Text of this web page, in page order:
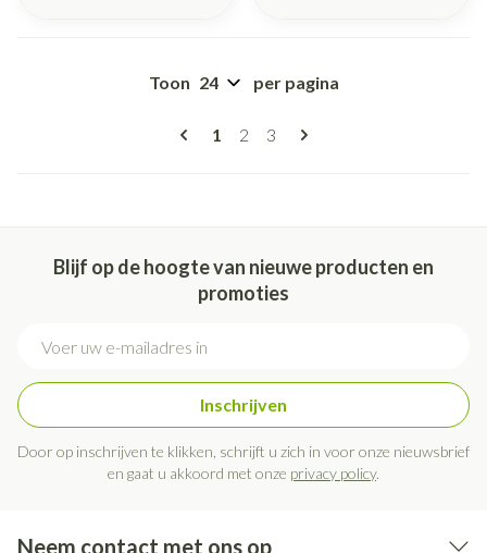
Pagina's
U lees momenteel pagina
1 Pagina
2 Pagina
3
Toon per pagina
Blijf op de hoogte van nieuwe producten en
promoties
Inschrijven
Door op inschrijven te klikken, schrijft u zich in voor onze nieuwsbrief
en gaat u akkoord met onze privacy policy.
Neem contact met ons op